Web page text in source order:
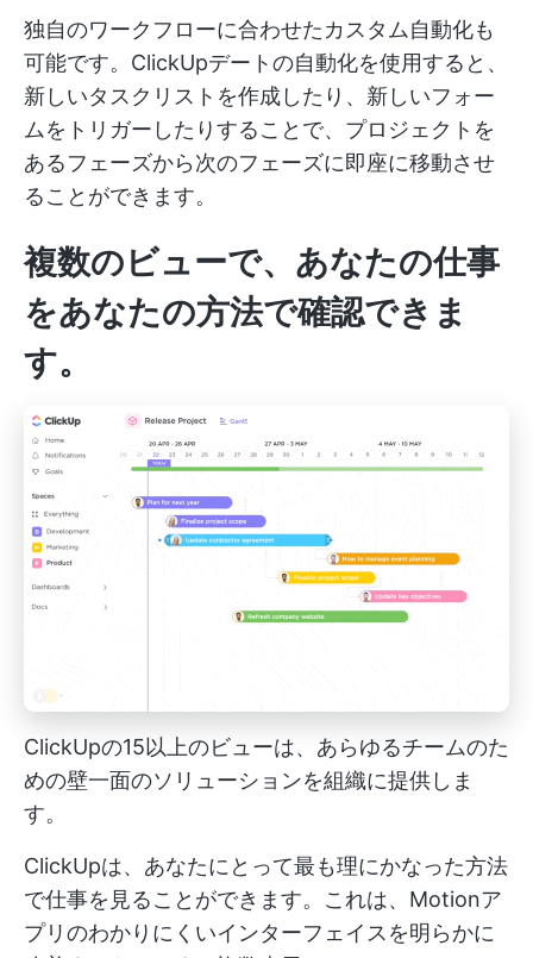
独自のワークフローに合わせたカスタム自動化も
可能です。ClickUpデートの自動化を使用すると、
新しいタスクリストを作成したり、新しいフォー
ムをトリガーしたりすることで、プロジェクトを
あるフェーズから次のフェーズに即座に移動させ
ることができます。
複数のビューで、あなたの仕事
をあなたの方法で確認できま
す。
ClickUpの15以上のビューは、あらゆるチームのた
めの壁一面のソリューションを組織に提供しま
す。
ClickUpは、あなたにとって最も理にかなった方法
で仕事を見ることができます。これは、Motionア
プリのわかりにくいインターフェイスを明らかに